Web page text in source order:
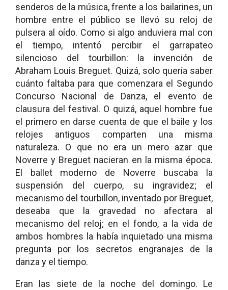
senderos de la música, frente a los bailarines, un
hombre entre el público se llevó su reloj de
pulsera al oído. Como si algo anduviera mal con
el tiempo, intentó percibir el garrapateo
silencioso del tourbillon: la invención de
Abraham Louis Breguet. Quizá, solo quería saber
cuánto faltaba para que comenzara el Segundo
Concurso Nacional de Danza, el evento de
clausura del festival. O quizá, aquel hombre fue
el primero en darse cuenta de que el baile y los
relojes antiguos comparten una misma
naturaleza. O que no era un mero azar que
Noverre y Breguet nacieran en la misma época.
El ballet moderno de Noverre buscaba la
suspensión del cuerpo, su ingravidez; el
mecanismo del tourbillon, inventado por Breguet,
deseaba que la gravedad no afectara al
mecanismo del reloj; en el fondo, a la vida de
ambos hombres la había inquietado una misma
pregunta por los secretos engranajes de la
danza y el tiempo.
Eran las siete de la noche del domingo. Le